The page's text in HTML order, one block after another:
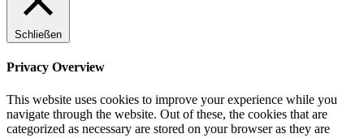
Schließen
Privacy Overview
This website uses cookies to improve your experience while you
navigate through the website. Out of these, the cookies that are
categorized as necessary are stored on your browser as they are